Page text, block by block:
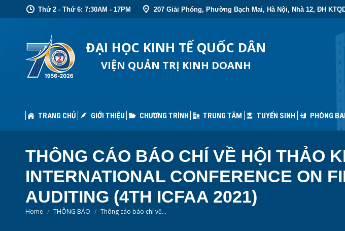
Thứ 2 - Thứ 6: 7:30AM - 17PM 207 Giải Phóng, Phường Bạch Mai, Hà Nội, Nhà 12, ĐH
ĐẠI HỌC KINH TẾ QUỐC DÂN
VIỆN QUẢN TRỊ KINH DOANH
TRANG CHỦ GIỚI THIỆU CHƯƠNG TRÌNH TRUNG TÂM TUYỂN SINH PHÒNG
THÔNG CÁO BÁO CHÍ VỀ HỘI THẢO
INTERNATIONAL CONFERENCE ON
AUDITING (4TH ICFAA 2021)
You are here:
Home THÔNG BÁO Thông cáo báo chí về…
CHƯƠNG TRÌNH TRUNG TÂM TUYỂN SINH PHÒNG BAN